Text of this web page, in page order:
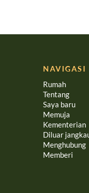
NAVIGASI
Rumah
Tentang
Saya baru
Memuja
Kementerian
Diluar
Menghubung
Memberi